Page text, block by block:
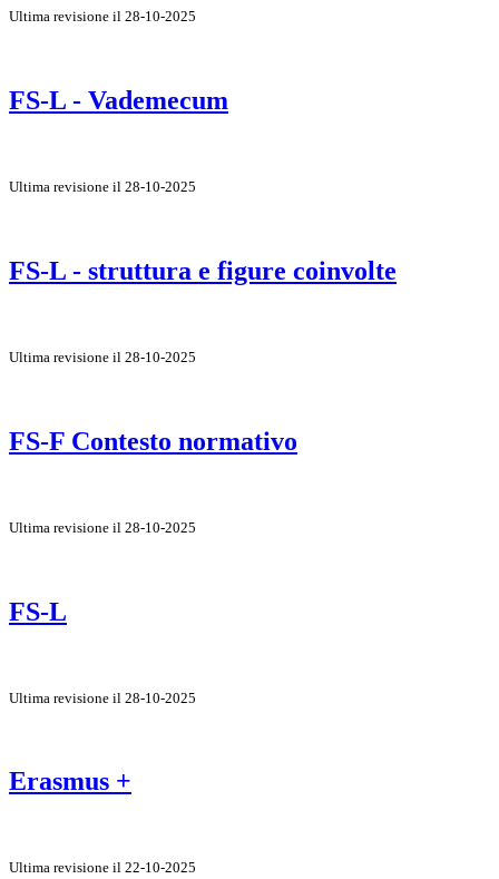
Ultima revisione il 28-10-2025
FS-L - Vademecum
Ultima revisione il 28-10-2025
FS-L - struttura e figure coinvolte
Ultima revisione il 28-10-2025
FS-F Contesto normativo
Ultima revisione il 28-10-2025
FS-L
Ultima revisione il 28-10-2025
Erasmus +
Ultima revisione il 22-10-2025